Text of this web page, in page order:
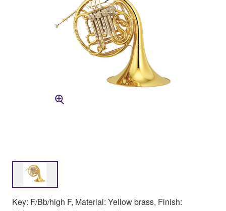
Key: F/Bb/high F, Material: Yellow brass, Finish: